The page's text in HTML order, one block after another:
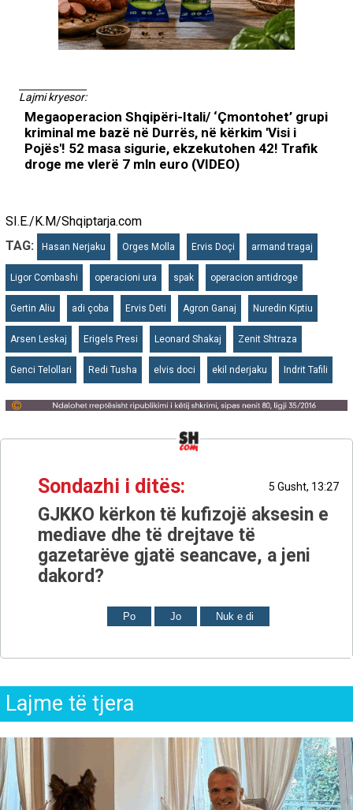
Lajmi kryesor:
Megaoperacion Shqipëri-Itali/ ‘Çmontohet’ grupi
kriminal me bazë në Durrës, në kërkim 'Visi i
Pojës'! 52 masa sigurie, ekzekutohen 42! Trafik
droge me vlerë 7 mln euro (VIDEO)
SI.E./K.M/Shqiptarja.com
TAG:
Hasan Nerjaku Orges Molla Ervis Doçi armand tragaj
Ligor Combashi operacioni ura spak operacion antidroge
Gertin Aliu adi çoba Ervis Deti Agron Ganaj Nuredin Kiptiu
Arsen Leskaj Erigels Presi Leonard Shakaj Zenit Shtraza
Genci Telollari Redi Tusha elvis doci ekil nderjaku Indrit Tafili
Sondazhi i ditës: 5 Gusht, 13:27
GJKKO kërkon të kufizojë aksesin e
mediave dhe të drejtave të
gazetarëve gjatë seancave, a jeni
dakord?
Po Jo Nuk e di
Lajme të tjera